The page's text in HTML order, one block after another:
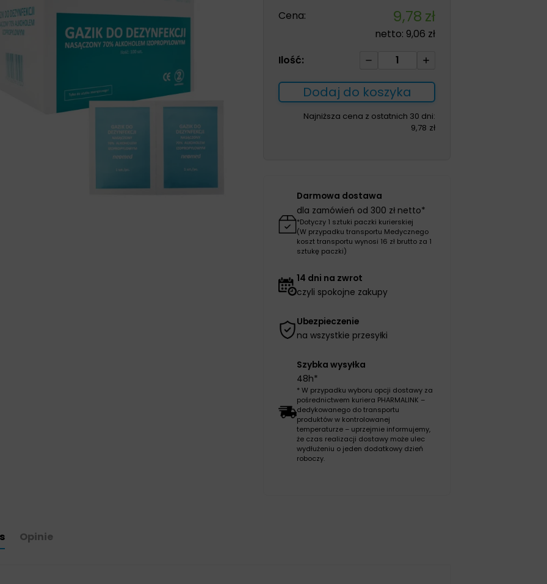
Cena:
9,78 zł
netto: 9,06 zł
Ilość:
ilość
do
dezynfekcji
skóry
6cm*10cm
Dodaj do koszyka
Najniższa cena z ostatnich 30 dni:
9,78 zł
Darmowa dostawa
dla zamówień od 300 zł netto*
*Dotyczy 1 sztuki paczki kurierskiej
(W przypadku transportu Medycznego
koszt transportu wynosi 16 zł brutto za 1
sztukę paczki)
14 dni na zwrot
czyli spokojne zakupy
Ubezpieczenie
na wszystkie przesyłki
Szybka wysyłka
48h*
* W przypadku wyboru opcji dostawy za
pośrednictwem kuriera PHARMALINK –
dedykowanego do transportu
produktów w kontrolowanej
temperaturze – uprzejmie informujemy,
że czas realizacji dostawy może ulec
wydłużeniu o jeden dodatkowy dzień
roboczy.
Opinie